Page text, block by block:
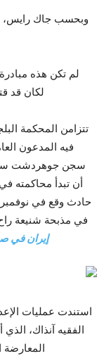
لم تكن هذه
لكان قد
تتزامن المحكمة
فيه المدعون
سجن جوهردشت
أن تبدأ محاكمته
في مذبحة شنيعة
إيران في
استندت عمليات
الفقيه آنذاك،
المعارضة